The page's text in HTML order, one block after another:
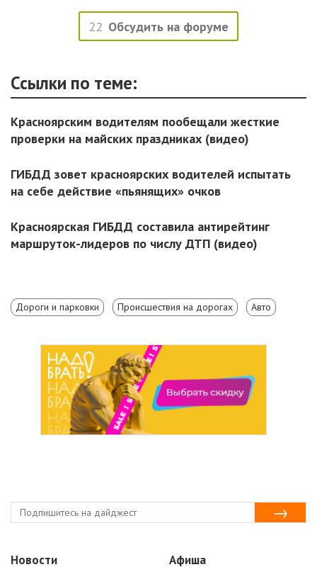
22 Обсудить на форуме
Ссылки по теме:
Красноярским водителям пообещали жесткие
проверки на майских праздниках (видео)
ГИБДД зовет красноярских водителей испытать
на себе действие «пьянящих» очков
Красноярская ГИБДД составила антирейтинг
маршруток-лидеров по числу ДТП (видео)
Дороги и парковки Происшествия на дорогах Авто
Новости
Афиша